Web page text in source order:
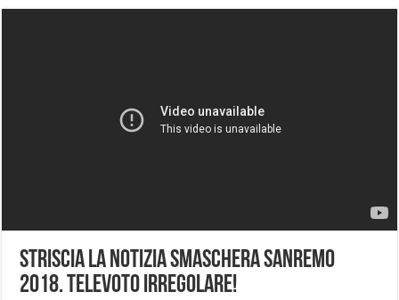
Striscia la Notizia smaschera Sanremo
2018. Televoto irregolare!